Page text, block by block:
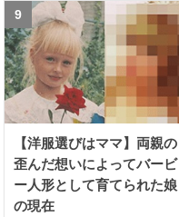
【洋服選びはママ】両親の
歪んだ想いによってバービ
ー人形として育てられた娘
の現在